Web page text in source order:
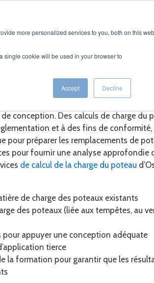
more personalized services to you, both on this
single cookie will be used in your browser to
Accept Decline
du poteau
conception. Des calculs de charge du
et à des fins de
pour préparer les remplacements de
pour fournir une analyse approfondie
de calcul de la charge du poteau
de charge des poteaux existants
des poteaux (liée aux tempêtes, au
pour appuyer une conception adéquate
tierce
la formation pour garantir que les